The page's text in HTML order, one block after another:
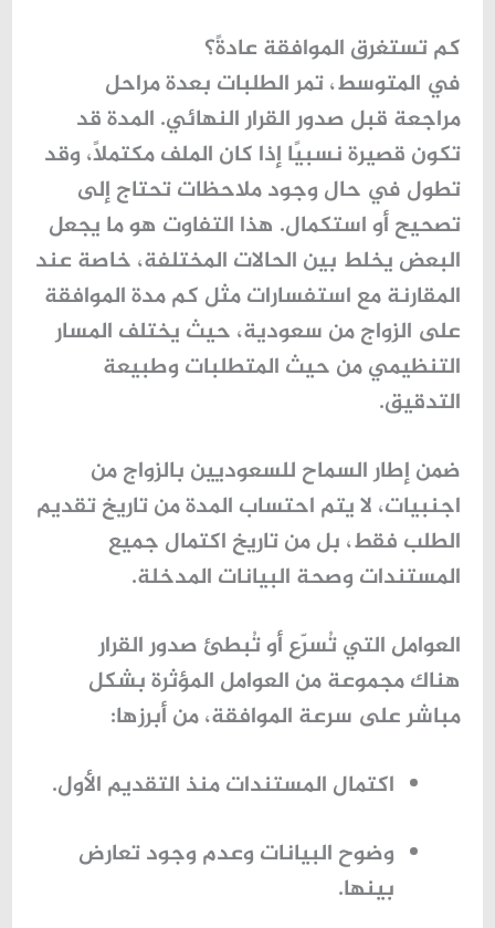
كم تستغرق الموافقة عادةً؟
في المتوسط، تمر الطلبات بعدة مراحل
مراجعة قبل صدور القرار النهائي. المدة قد
تكون قصيرة نسبيًا إذا كان الملف مكتملًا، وقد
تطول في حال وجود ملاحظات تحتاج إلى
تصحيح أو استكمال. هذا التفاوت هو ما يجعل
البعض يخلط بين الحالات المختلفة، خاصة عند
المقارنة مع استفسارات مثل كم مدة الموافقة
على الزواج من سعودية، حيث يختلف المسار
التنظيمي من حيث المتطلبات وطبيعة
التدقيق.
ضمن إطارالسماح للسعوديين بالزواج من
اجنبيات، لا يتم احتساب المدة من تاريخ تقديم
الطلب فقط، بل من تاريخ اكتمال جميع
المستندات وصحة البيانات المدخلة.
العوامل التي تُسرّع أو تُبطئ صدور القرار
هناك مجموعة من العوامل المؤثرة بشكل
مباشر على سرعة الموافقة، من أبرزها:
اكتمال المستندات منذ التقديم الأول.
وضوح البيانات وعدم وجود تعارض
بينها.